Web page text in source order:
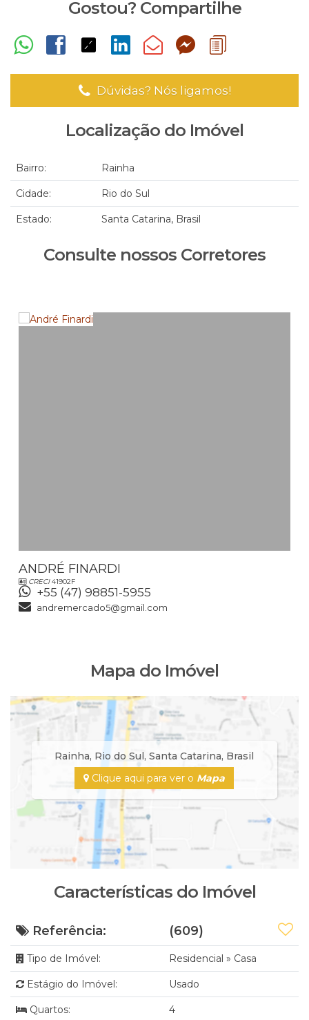
Gostou? Compartilhe
Dúvidas? Nós ligamos!
Localização do Imóvel
Bairro: Rainha
Cidade: Rio do Sul
Estado: Santa Catarina, Brasil
Consulte nossos Corretores
ANDRÉ FINARDI
CRECI41902F
+55 (47) 98851-5955
andremercado5@gmail.com
Mapa do Imóvel
Rainha, Rio do Sul,Santa Catarina, Brasil
Clique aqui para ver o Mapa
Características do Imóvel
Referência: (609)
Tipo de Imóvel: Residencial » Casa
Estágio do Imóvel: Usado
Quartos: 4